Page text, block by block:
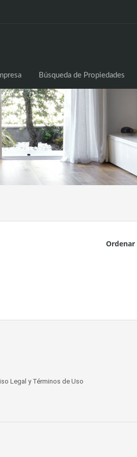
Búsqueda de Propiedades
Ordenar
Legal y Términos de Uso